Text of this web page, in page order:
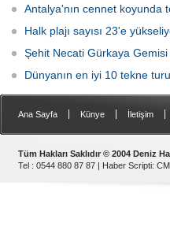
Antalya'nın cennet koyunda
Halk plajı sayısı 23'e
Şehit Necati Gürkaya
Dünyanın en iyi 10 tekne
Ana Sayfa Künye İletişim
Tüm Hakları Saklıdır © 2004 Deniz
Tel : 0544 880 87 87 | Haber Scripti: